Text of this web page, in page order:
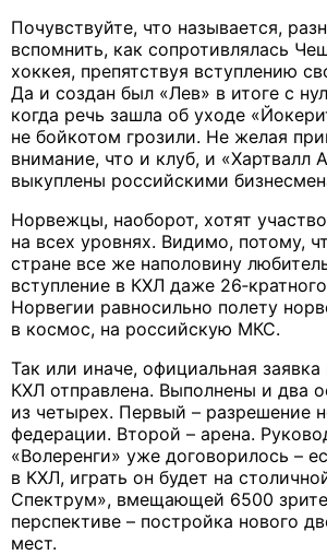
Почувствуйте, что называется,
вспомнить, как сопротивлялась
хоккея, препятствуя вступлению
Да и создан был «Лев» в итоге с
когда речь зашла об уходе
не бойкотом грозили. Не желая
внимание, что и клуб, и «Хартвалл
выкуплены российскими
Норвежцы, наоборот, хотят
на всех уровнях. Видимо, потому,
стране все же наполовину
вступление в КХЛ даже
Норвегии равносильно полету
в космос, на российскую МКС.
Так или иначе, официальная заявка
КХЛ отправлена. Выполнены и два
из четырех. Первый – разрешение
федерации. Второй – арена.
«Волеренги» уже договорилось –
в КХЛ, играть он будет на
Спектрум», вмещающей 6500
перспективе – постройка нового
мест.